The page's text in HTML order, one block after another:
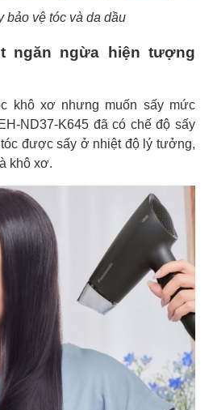
bảo vệ tóc và da dầu
ngăn ngừa hiện tượng
khô xơ nhưng muốn sấy mức
ND37-K645 đã có chế độ sấy
được sấy ở nhiệt độ lý tưởng,
khô xơ.